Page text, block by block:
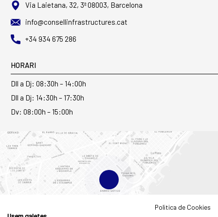
Via Laietana, 32, 3ª 08003, Barcelona
info@consellinfrastructures.cat
+34 934 675 286
HORARI
Dll a Dj: 08:30h – 14:00h
Dll a Dj: 14:30h – 17:30h
Dv: 08:00h – 15:00h
Politica de Cookies